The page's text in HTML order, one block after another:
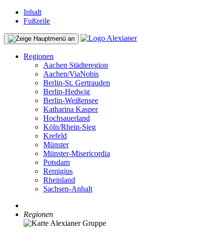
Inhalt
Fußzeile
Regionen
Aachen Städteregion
Aachen/ViaNobis
Berlin-St. Gertrauden
Berlin-Hedwig
Berlin-Weißensee
Katharina Kasper
Hochsauerland
Köln/Rhein-Sieg
Krefeld
Münster
Münster-Misericordia
Potsdam
Remigius
Rheinland
Sachsen-Anhalt
Regionen